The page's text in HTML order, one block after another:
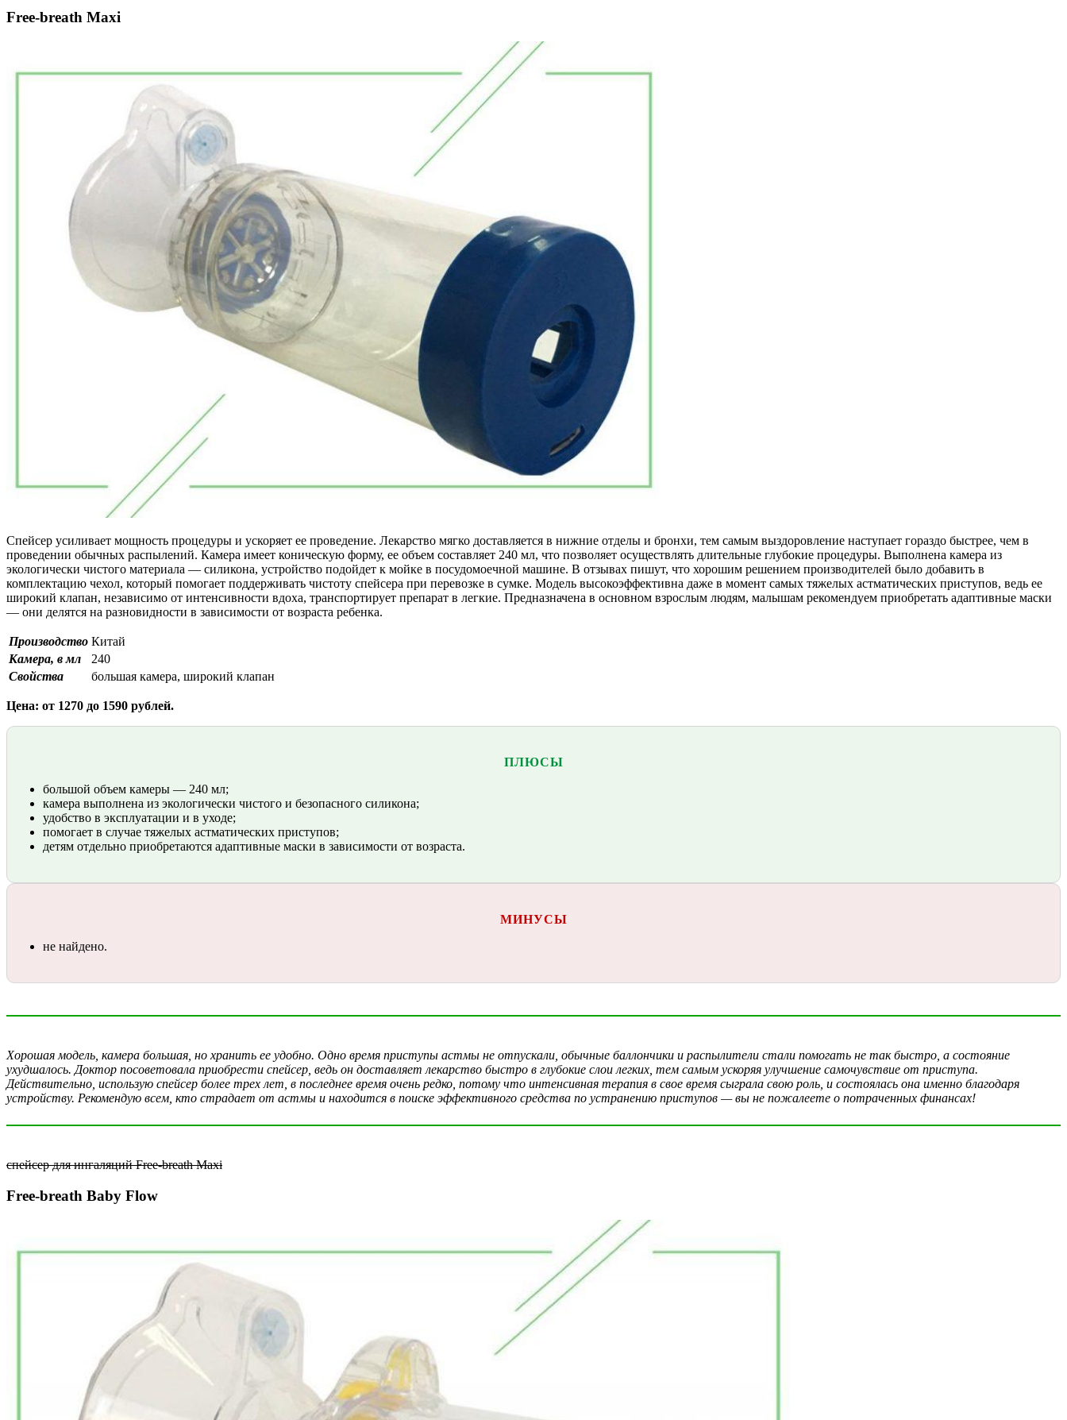
Free-breath Maxi
Спейсер усиливает мощность процедуры и ускоряет ее проведение. Лекарство мягко доставляется в нижние отделы и бронхи, тем самым выздоровление наступает гораздо быстрее, чем в
проведении обычных распылений. Камера имеет коническую форму, ее объем составляет 240 мл, что позволяет осуществлять длительные глубокие процедуры. Выполнена камера из
экологически чистого материала — силикона, устройство подойдет к мойке в посудомоечной машине. В отзывах пишут, что хорошим решением производителей было добавить в
комплектацию чехол, который помогает поддерживать чистоту спейсера при перевозке в сумке. Модель высокоэффективна даже в момент самых тяжелых астматических приступов, ведь ее
широкий клапан, независимо от интенсивности вдоха, транспортирует препарат в легкие. Предназначена в основном взрослым людям, малышам рекомендуем приобретать адаптивные маски
— они делятся на разновидности в зависимости от возраста ребенка.
Производство Китай
Камера, в мл
240
Свойства
большая камера, широкий клапан
Цена: от 1270 до 1590 рублей.
ПЛЮСЫ
большой объем камеры — 240 мл;
камера выполнена из экологически чистого и безопасного силикона;
удобство в эксплуатации и в уходе;
помогает в случае тяжелых астматических приступов;
детям отдельно приобретаются адаптивные маски в зависимости от возраста.
МИНУСЫ
не найдено.
Хорошая модель, камера большая, но хранить ее удобно. Одно время приступы астмы не отпускали, обычные баллончики и распылители стали помогать не так быстро, а состояние
ухудшалось. Доктор посоветовала приобрести спейсер, ведь он доставляет лекарство быстро в глубокие слои легких, тем самым ускоряя улучшение самочувствие от приступа.
Действительно, использую спейсер более трех лет, в последнее время очень редко, потому что интенсивная терапия в свое время сыграла свою роль, и состоялась она именно благодаря
устройству. Рекомендую всем, кто страдает от астмы и находится в поиске эффективного средства по устранению приступов — вы не пожалеете о потраченных финансах!
спейсер для ингаляций Free-breath Maxi
Free-breath Baby Flow